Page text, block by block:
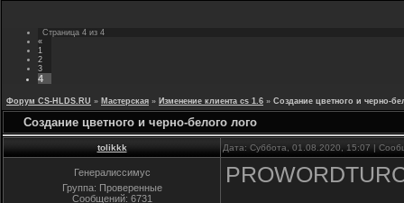
Страница 4 из 4
«
1
2
3
4
Форум CS-HLDS.RU » Мастерская » Изменение клиента cs 1.6 » Создание цветного и черно-
Создание цветного и черно-белого лого
tolikkk Дата: Суббота, 01.08.2020, 15:07 |
Генералиссимус
Группа: Проверенные
Сообщений: 6731